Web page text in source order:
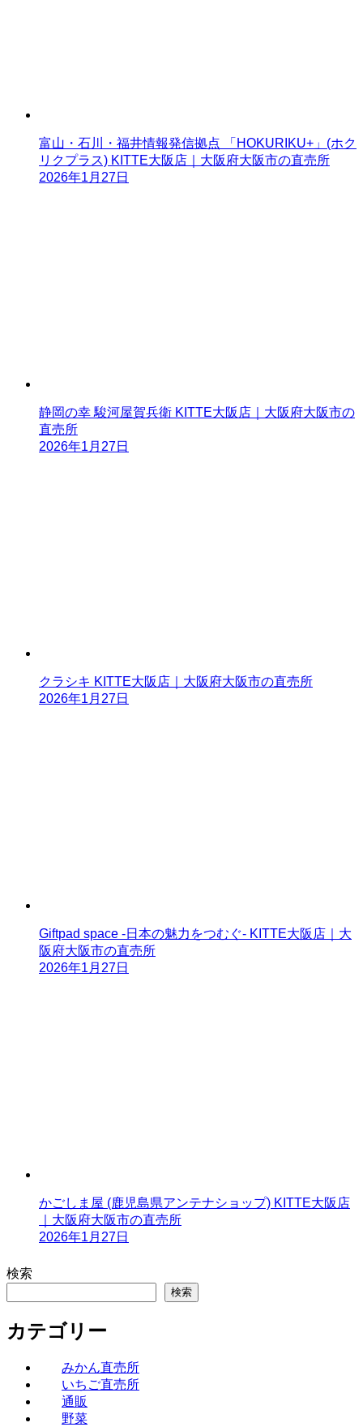
富山・石川・福井情報発信拠点 「HOKURIKU+」(ホク
リクプラス) KITTE大阪店｜大阪府大阪市の直売所
2026年1月27日
静岡の幸 駿河屋賀兵衛 KITTE大阪店｜大阪府大阪市の
直売所
2026年1月27日
クラシキ KITTE大阪店｜大阪府大阪市の直売所
2026年1月27日
Giftpad space -日本の魅力をつむぐ- KITTE大阪店｜大
阪府大阪市の直売所
2026年1月27日
かごしま屋 (鹿児島県アンテナショップ) KITTE大阪店
｜大阪府大阪市の直売所
2026年1月27日
検索
検索
カテゴリー
みかん直売所
いちご直売所
通販
野菜